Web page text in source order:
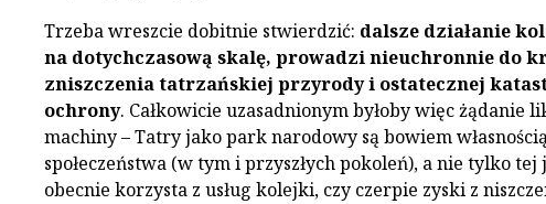
Trzeba wreszcie dobitnie stwierdzić: dalsze działanie
na dotychczasową skalę, prowadzi nieuchronnie do
zniszczenia tatrzańskiej przyrody i ostatecznej
ochrony. Całkowicie uzasadnionym byłoby więc żądanie
machiny – Tatry jako park narodowy są bowiem
społeczeństwa (w tym i przyszłych pokoleń), a nie tylko tej
obecnie korzysta z usług kolejki, czy czerpie zyski z